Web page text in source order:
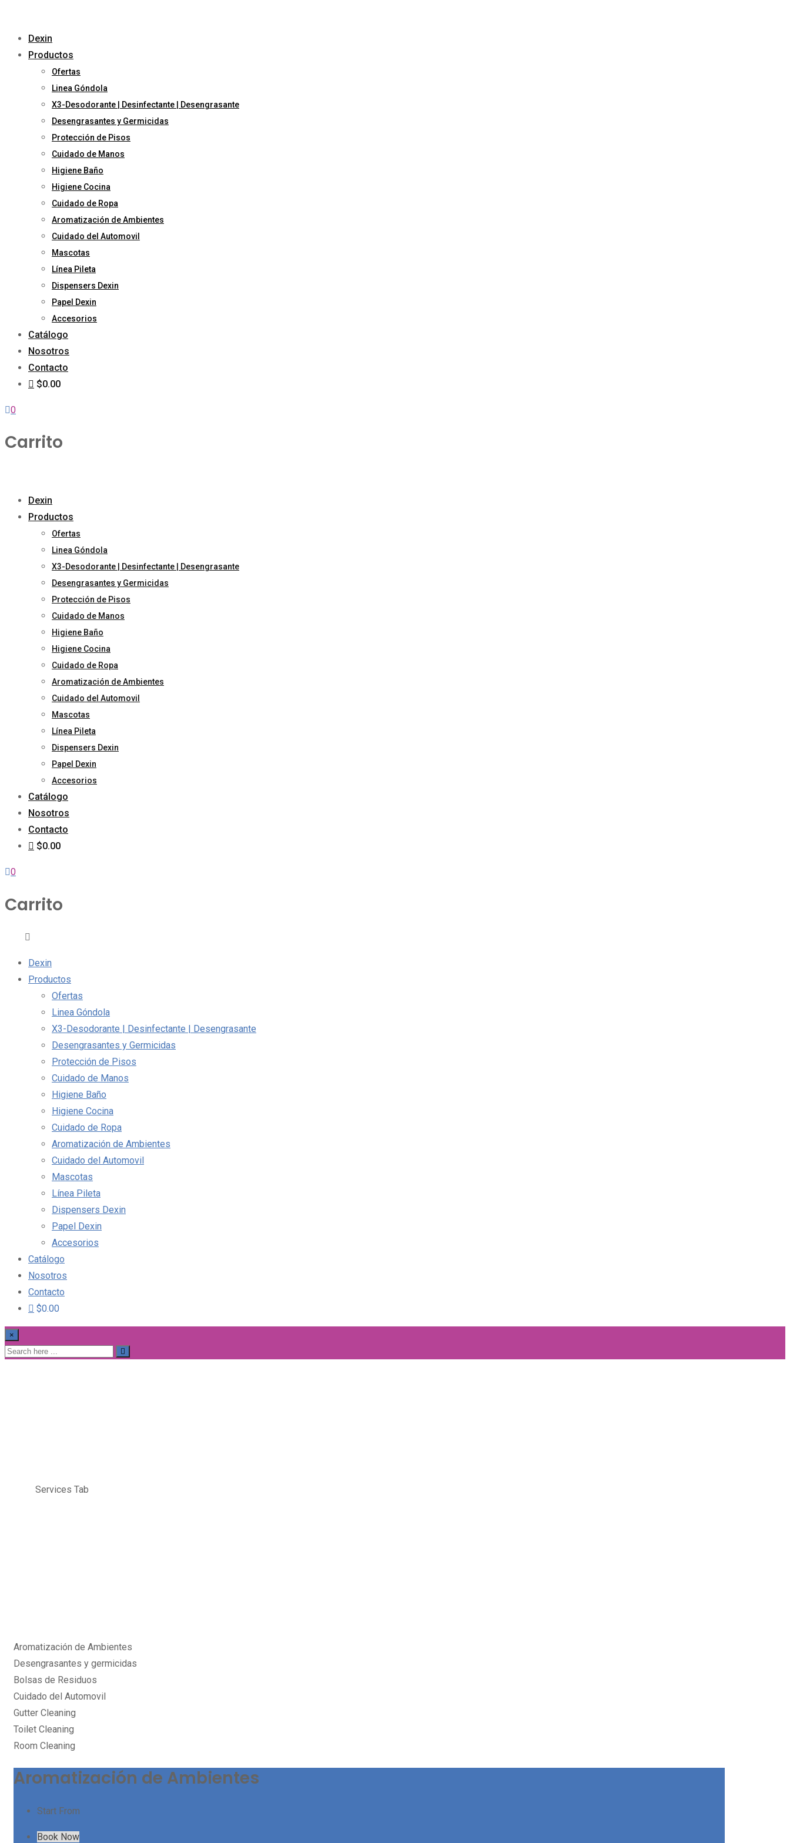
Dexin
Productos
Ofertas
Linea Góndola
X3-Desodorante | Desinfectante | Desengrasante
Desengrasantes y Germicidas
Protección de Pisos
Cuidado de Manos
Higiene Baño
Higiene Cocina
Cuidado de Ropa
Aromatización de Ambientes
Cuidado del Automovil
Mascotas
Línea Pileta
Dispensers Dexin
Papel Dexin
Accesorios
Catálogo
Nosotros
Contacto
$0.00
0
Carrito
Dexin
Productos
Ofertas
Linea Góndola
X3-Desodorante | Desinfectante | Desengrasante
Desengrasantes y Germicidas
Protección de Pisos
Cuidado de Manos
Higiene Baño
Higiene Cocina
Cuidado de Ropa
Aromatización de Ambientes
Cuidado del Automovil
Mascotas
Línea Pileta
Dispensers Dexin
Papel Dexin
Accesorios
Catálogo
Nosotros
Contacto
$0.00
0
Carrito
Dexin
Productos
Ofertas
Linea Góndola
X3-Desodorante | Desinfectante | Desengrasante
Desengrasantes y Germicidas
Protección de Pisos
Cuidado de Manos
Higiene Baño
Higiene Cocina
Cuidado de Ropa
Aromatización de Ambientes
Cuidado del Automovil
Mascotas
Línea Pileta
Dispensers Dexin
Papel Dexin
Accesorios
Catálogo
Nosotros
Contacto
$0.00
×
Services Tab
Aromatización de Ambientes
Desengrasantes y germicidas
Bolsas de Residuos
Cuidado del Automovil
Gutter Cleaning
Toilet Cleaning
Room Cleaning
Aromatización de Ambientes
Start From
Book Now